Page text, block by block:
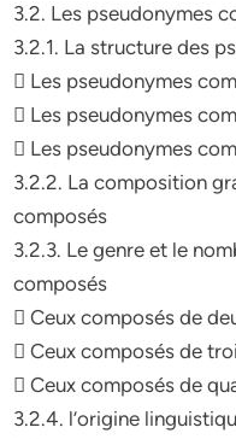
3.2. Les pseudonymes
3.2.1. La structure des
 Les pseudonymes
 Les pseudonymes
 Les pseudonymes
3.2.2. La composition
composés
3.2.3. Le genre et le
composés
 Ceux composés de
 Ceux composés de
 Ceux composés de
3.2.4. l’origine